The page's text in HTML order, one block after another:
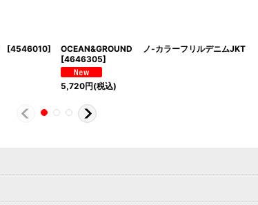
[4546010]
OCEAN&GROUND ノ-カラーフリルデニムJKT
[4646305]
5,720円(税込)